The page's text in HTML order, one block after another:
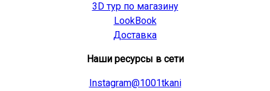
3D тур по магазину
LookBook
Доставка
Наши ресурсы в сети
Instagram@1001tkani